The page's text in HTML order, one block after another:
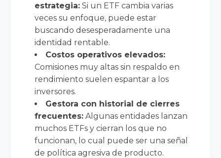
estrategia: Si un ETF cambia varias
veces su enfoque, puede estar
buscando desesperadamente una
identidad rentable.
Costos operativos elevados:
Comisiones muy altas sin respaldo en
rendimiento suelen espantar a los
inversores.
Gestora con historial de cierres
frecuentes: Algunas entidades lanzan
muchos ETFs y cierran los que no
funcionan, lo cual puede ser una señal
de política agresiva de producto.